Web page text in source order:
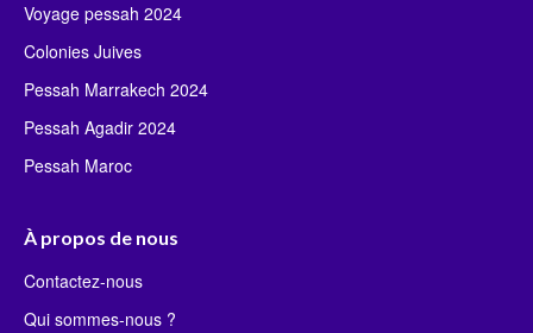
Voyage pessah 2024
Colonies Juives
Pessah Marrakech 2024
Pessah Agadir 2024
Pessah Maroc
À propos de nous
Contactez-nous
Qui sommes-nous ?